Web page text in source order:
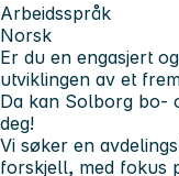
Arbeidsspråk
Norsk
Er du en engasjert
utviklingen av et
Da kan Solborg bo-
deg!
Vi søker en
forskjell, med fokus